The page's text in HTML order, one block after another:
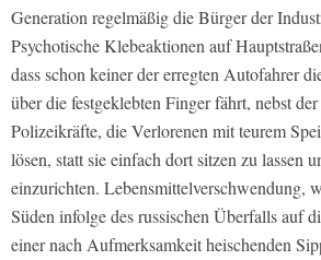
Generation regelmäßig die Bürger der
Psychotische Klebeaktionen auf
dass schon keiner der erregten Autofahrer
über die festgeklebten Finger fährt, nebst
Polizeikräfte, die Verlorenen mit teurem
lösen, statt sie einfach dort sitzen zu lassen
einzurichten. Lebensmittelverschwendung,
Süden infolge des russischen Überfalls auf
einer nach Aufmerksamkeit heischenden